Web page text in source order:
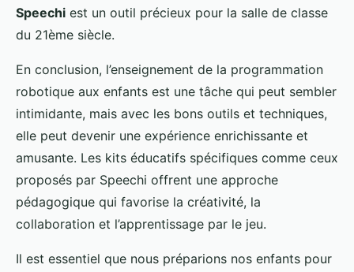
Speechi est un outil précieux pour la salle de classe
du 21ème siècle.
En conclusion, l’enseignement de la programmation
robotique aux enfants est une tâche qui peut sembler
intimidante, mais avec les bons outils et techniques,
elle peut devenir une expérience enrichissante et
amusante. Les kits éducatifs spécifiques comme ceux
proposés par Speechi offrent une approche
pédagogique qui favorise la créativité, la
collaboration et l’apprentissage par le jeu.
Il est essentiel que nous préparions nos enfants pour